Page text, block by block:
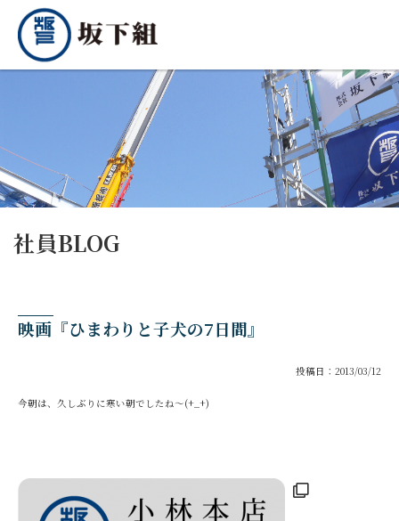
社員BLOG
映画『ひまわりと子犬の7日間』
投稿日：2013/03/12
今朝は、久しぶりに寒い朝でしたね〜(+_+)